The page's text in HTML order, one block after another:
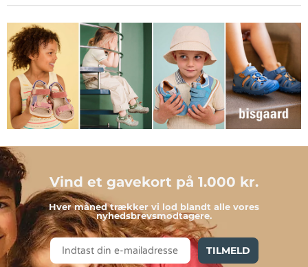
Vind et gavekort på 1.000 kr.
Hver måned trækker vi lod blandt alle vores
nyhedsbrevsmodtagere.
TILMELD